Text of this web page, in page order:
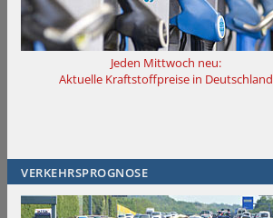
Jeden Mittwoch neu:
Aktuelle Kraftstoffpreise in Deutschland
VERKEHRSPROGNOSE